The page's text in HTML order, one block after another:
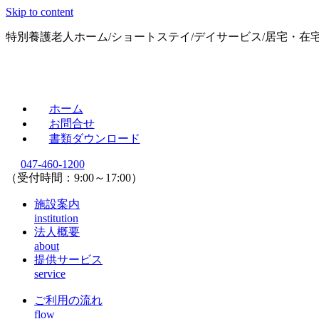
Skip to content
特別養護老人ホーム/ショートステイ/デイサービス/居宅・在
ホーム
お問合せ
書類ダウンロード
047-460-1200
（受付時間：9:00～17:00）
施設案内
institution
法人概要
about
提供サービス
service
ご利用の流れ
flow